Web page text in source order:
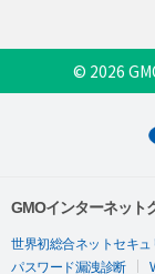
© 2026